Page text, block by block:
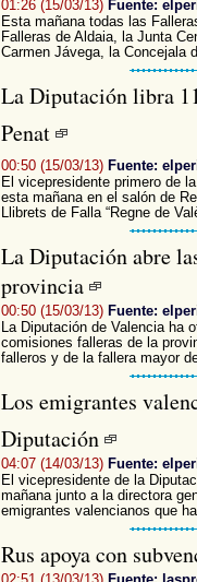
01:26 (15/03/13) Fuente:
Esta mañana todas las
Falleras de Aldaia, la Junta
Carmen Jávega, la Concejala
La Diputación libra
Penat
00:50 (15/03/13) Fuente:
El vicepresidente primero de
esta mañana en el salón de
Llibrets de Falla “Regne de
La Diputación abre
provincia
00:50 (15/03/13) Fuente:
La Diputación de Valencia ha
comisiones falleras de la
falleros y de la fallera mayor
Los emigrantes
Diputación
04:07 (14/03/13) Fuente:
El vicepresidente de la
mañana junto a la directora
emigrantes valencianos que
Rus apoya con